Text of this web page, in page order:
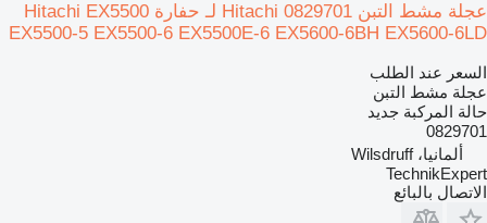
عجلة مشط التبن Hitachi 0829701 لـ حفارة Hitachi EX5500
EX5500-5 EX5500-6 EX5500E-6 EX5600-6BH EX5600-6LD
السعر عند الطلب
عجلة مشط التبن
حالة المركبة جديد
0829701
ألمانيا، Wilsdruff
TechnikExpert
الاتصال بالبائع